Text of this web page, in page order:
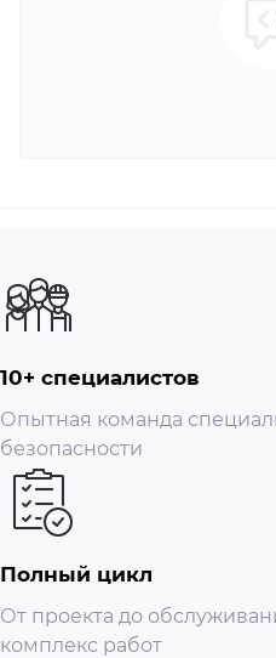
10+ специалистов
Опытная команда
безопасности
Полный цикл
От проекта до
комплекс работ